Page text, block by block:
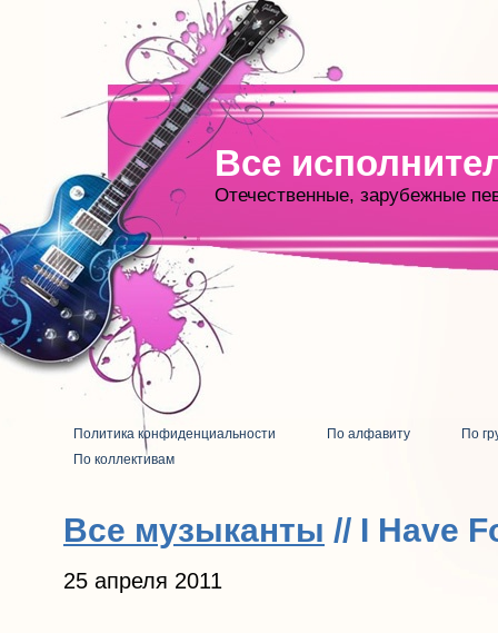
Все
Отечественные, зарубежные
Политика конфиденциальности По алфавиту
По
По коллективам
Все музыканты // I Have
25 апреля 2011